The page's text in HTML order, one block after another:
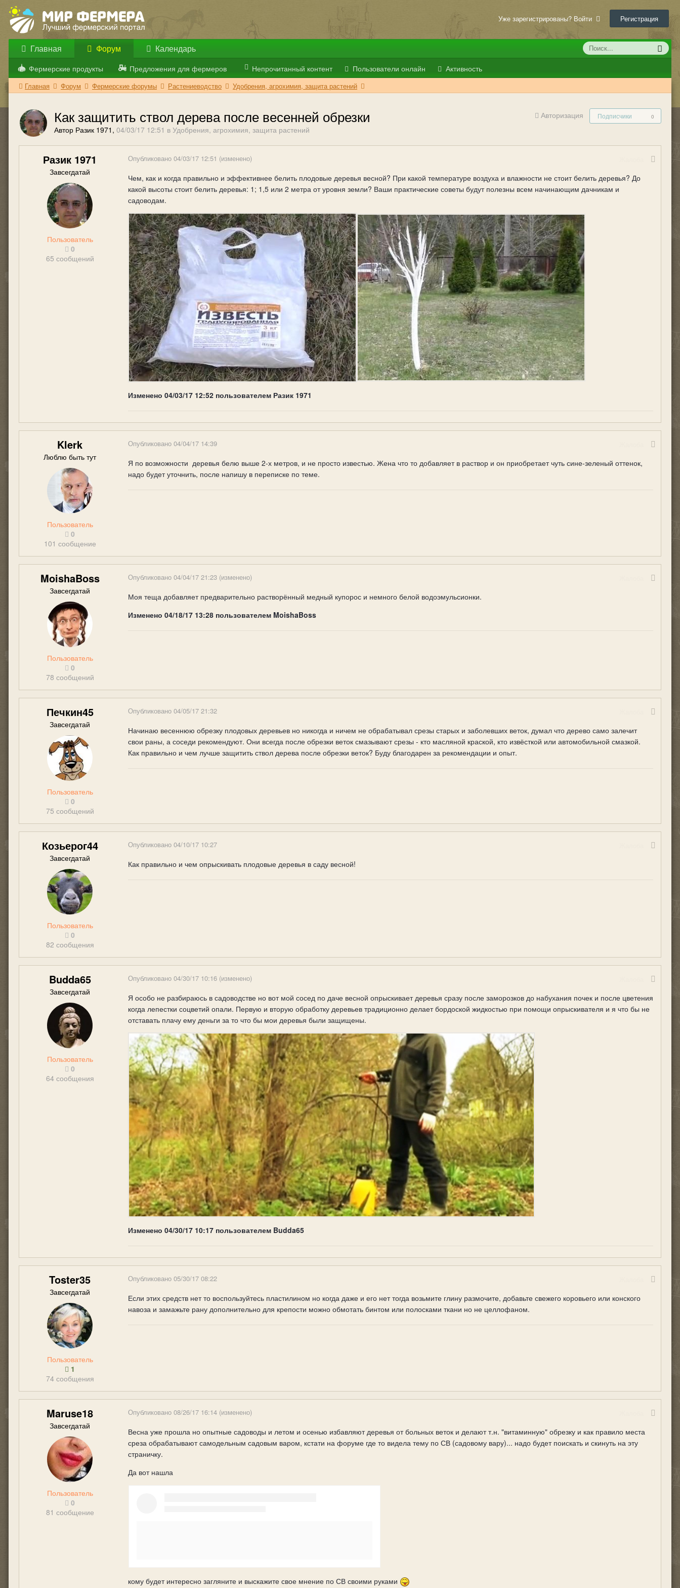
Уже зарегистрированы? Войти Регистрация
Главная Форум
Фермерские продукты Предложения для фермеров Непрочитанный контент Пользователи онлайн Активность
Календарь
Главная Форум Фермерские форумы Растениеводство Удобрения, агрохимия, защита растений
Авторизация Подписчики 0
Как защитить ствол дерева после весенней обрезки
Автор Разик 1971, 04/03/17 12:51 в Удобрения, агрохимия, защита растений
Разик 1971
Завсегдатай
Пользователь
0
65 сообщений
Опубликовано 04/03/17 12:51 (изменено)
Чем, как и когда правильно и эффективнее белить плодовые деревья весной? При какой температуре воздуха и влажности не стоит белить деревья? До
какой высоты стоит белить деревья: 1; 1,5 или 2 метра от уровня земли? Ваши практические советы будут полезны всем начинающим дачникам и
садоводам.
Изменено 04/03/17 12:52 пользователем Разик 1971
Klerk
Люблю быть тут
Пользователь
0
101 сообщение
Опубликовано 04/04/17 14:39
Я по возможности деревья белю выше 2-х метров, и не просто известью. Жена что то добавляет в раствор и он приобретает чуть сине-зеленый оттенок,
надо будет уточнить, после напишу в переписке по теме.
MoishaBoss
Завсегдатай
Пользователь
0
78 сообщений
Опубликовано 04/04/17 21:23 (изменено)
Моя теща добавляет предварительно растворённый медный купорос и немного белой водоэмульсионки.
Изменено 04/18/17 13:28 пользователем MoishaBoss
Печкин45
Завсегдатай
Пользователь
0
75 сообщений
Опубликовано 04/05/17 21:32
Начинаю весеннюю обрезку плодовых деревьев но никогда и ничем не обрабатывал срезы старых и заболевших веток, думал что дерево само залечит
свои раны, а соседи рекомендуют. Они всегда после обрезки веток смазывают срезы - кто масляной краской, кто извёсткой или автомобильной смазкой.
Как правильно и чем лучше защитить ствол дерева после обрезки веток? Буду благодарен за рекомендации и опыт.
Козьерог44
Завсегдатай
Пользователь
0
82 сообщения
Опубликовано 04/10/17 10:27
Как правильно и чем опрыскивать плодовые деревья в саду весной!
Budda65
Завсегдатай
Пользователь
0
64 сообщения
Опубликовано 04/30/17 10:16 (изменено)
Я особо не разбираюсь в садоводстве но вот мой сосед по даче весной опрыскивает деревья сразу после заморозков до набухания почек и после цветения
когда лепестки соцветий опали. Первую и вторую обработку деревьев традиционно делает бордоской жидкостью при помощи опрыскивателя и я что бы не
отставать плачу ему деньги за то что бы мои деревья были защищены.
Изменено 04/30/17 10:17 пользователем Budda65
Toster35
Завсегдатай
Пользователь
1
74 сообщения
Опубликовано 05/30/17 08:22
Если этих средств нет то воспользуйтесь пластилином но когда даже и его нет тогда возьмите глину размочите, добавьте свежего коровьего или конского
навоза и замажьте рану дополнительно для крепости можно обмотать бинтом или полосками ткани но не целлофаном.
Maruse18
Завсегдатай
Пользователь
0
81 сообщение
Опубликовано 08/26/17 16:14 (изменено)
Весна уже прошла но опытные садоводы и летом и осенью избавляют деревья от больных веток и делают т.н. "витаминную" обрезку и как правило места
среза обрабатывают самодельным садовым варом, кстати на форуме где то видела тему по СВ (садовому вару)... надо будет поискать и скинуть на эту
страничку.
Да вот нашла
кому будет интересно загляните и выскажите свое мнение по СВ своими руками